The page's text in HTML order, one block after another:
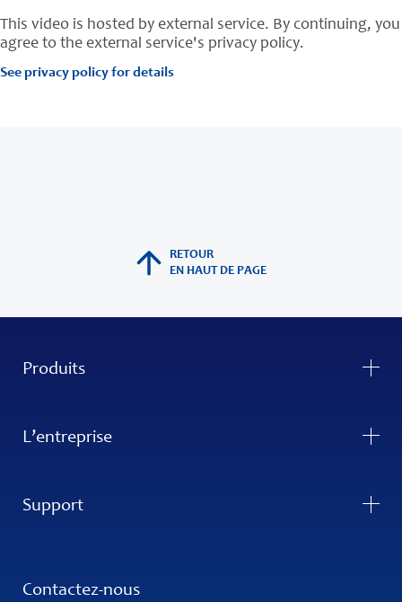
This video is hosted by external service. By continuing, you
agree to the external service's privacy policy.
See privacy policy for details
RETOUR
EN HAUT DE PAGE
Produits
L’entreprise
Support
Contactez-nous